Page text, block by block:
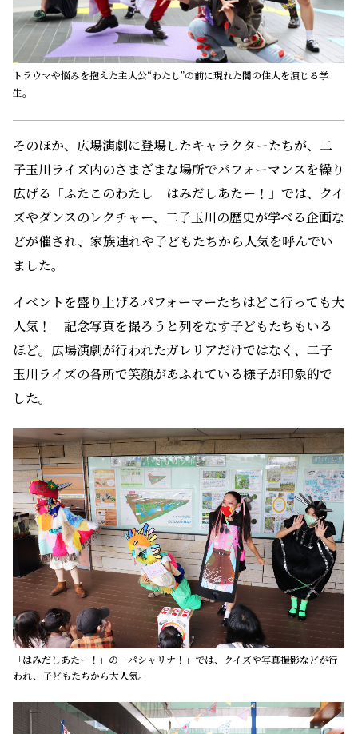
トラウマや悩みを抱えた主人公“わたし”の前に現れた闇の住人を演じる学
生。
そのほか、広場演劇に登場したキャラクターたちが、二
子玉川ライズ内のさまざまな場所でパフォーマンスを繰り
広げる「ふたこのわたし はみだしあたー！」では、クイ
ズやダンスのレクチャー、二子玉川の歴史が学べる企画な
どが催され、家族連れや子どもたちから人気を呼んでい
ました。
イベントを盛り上げるパフォーマーたちはどこ行っても大
人気！ 記念写真を撮ろうと列をなす子どもたちもいる
ほど。広場演劇が行われたガレリアだけではなく、二子
玉川ライズの各所で笑顔があふれている様子が印象的で
した。
「はみだしあたー！」の「パシャリナ！」では、クイズや写真撮影などが行
われ、子どもたちから大人気。